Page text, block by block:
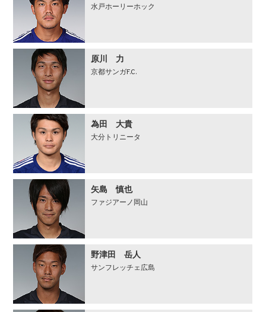
水戸ホーリーホック
原川 力
京都サンガF.C.
為田 大貴
大分トリニータ
矢島 慎也
ファジアーノ岡山
野津田 岳人
サンフレッチェ広島